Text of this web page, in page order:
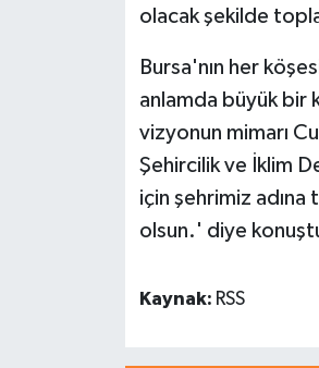
olacak şekilde
Bursa'nın her
anlamda büyük bir
vizyonun mimarı
Şehircilik ve İklim
için şehrimiz adına
olsun.' diye
Kaynak: RSS